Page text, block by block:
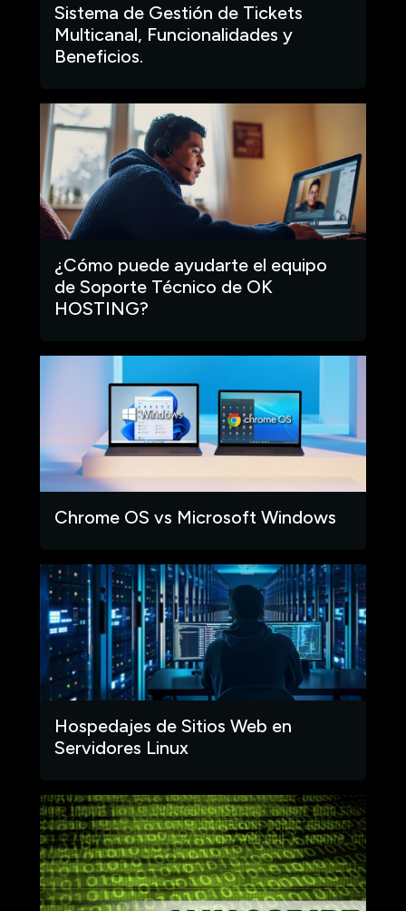
Sistema de Gestión de Tickets
Multicanal, Funcionalidades y
Beneficios.
¿Cómo puede ayudarte el equipo
de Soporte Técnico de OK
HOSTING?
Chrome OS vs Microsoft Windows
Hospedajes de Sitios Web en
Servidores Linux